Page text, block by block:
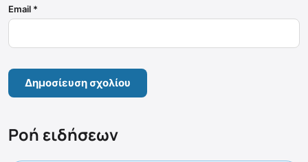
Email *
Ροή ειδήσεων